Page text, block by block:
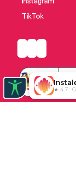
TikTok
★ 4.7 ·